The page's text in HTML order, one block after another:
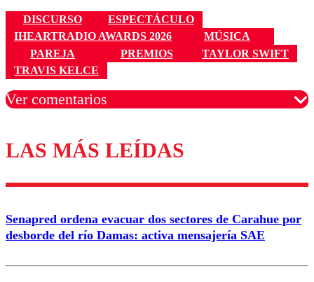
DISCURSO
ESPECTÁCULO
IHEARTRADIO AWARDS 2026
MÚSICA
PAREJA
PREMIOS
TAYLOR SWIFT
TRAVIS KELCE
Ver comentarios
Los comentarios son moderados para garantizar un
diálogo respetuoso.
Correo
LAS MÁS LEÍDAS
Senapred ordena evacuar dos sectores de Carahue por
desborde del río Damas: activa mensajería SAE